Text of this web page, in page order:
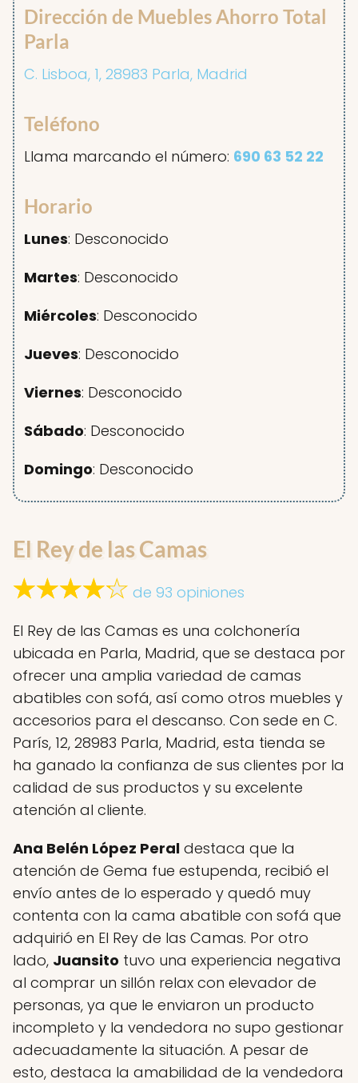
Dirección de Muebles Ahorro Total
Parla
C. Lisboa, 1, 28983 Parla, Madrid
Teléfono
Llama marcando el número: 690 63 52 22
Horario
Lunes: Desconocido
Martes: Desconocido
Miércoles: Desconocido
Jueves: Desconocido
Viernes: Desconocido
Sábado: Desconocido
Domingo: Desconocido
El Rey de las Camas
de 93 opiniones
El Rey de las Camas es una colchonería
ubicada en Parla, Madrid, que se destaca por
ofrecer una amplia variedad de camas
abatibles con sofá, así como otros muebles y
accesorios para el descanso. Con sede en C.
París, 12, 28983 Parla, Madrid, esta tienda se
ha ganado la confianza de sus clientes por la
calidad de sus productos y su excelente
atención al cliente.
Ana Belén López Peral destaca que la
atención de Gema fue estupenda, recibió el
envío antes de lo esperado y quedó muy
contenta con la cama abatible con sofá que
adquirió en El Rey de las Camas. Por otro
lado, Juansito tuvo una experiencia negativa
al comprar un sillón relax con elevador de
personas, ya que le enviaron un producto
incompleto y la vendedora no supo gestionar
adecuadamente la situación. A pesar de
esto, destaca la amabilidad de la vendedora